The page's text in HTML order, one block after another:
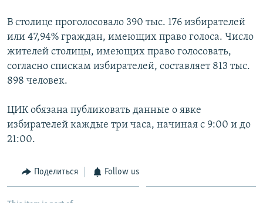
Все сайты Радио Азатутюн
В столице проголосовало 390 тыс. 176 избирателей
или 47,94% граждан, имеющих право голоса. Число
жителей столицы, имеющих право голосовать,
согласно спискам избирателей, составляет 813 тыс.
898 человек.
ЦИК обязана публиковать данные о явке
избирателей каждые три часа, начиная с 9:00 и до
21:00.
Поделиться Follow us